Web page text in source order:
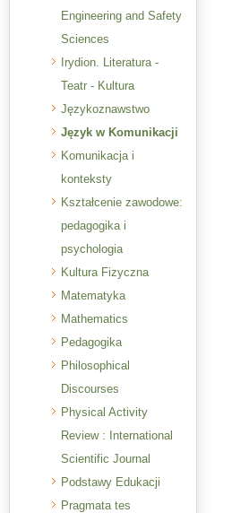
Engineering and Safety
Sciences
Irydion. Literatura -
Teatr - Kultura
Językoznawstwo
Język w Komunikacji
Komunikacja i
konteksty
Kształcenie zawodowe:
pedagogika i
psychologia
Kultura Fizyczna
Matematyka
Mathematics
Pedagogika
Philosophical
Discourses
Physical Activity
Review : International
Scientific Journal
Podstawy Edukacji
Pragmata tes